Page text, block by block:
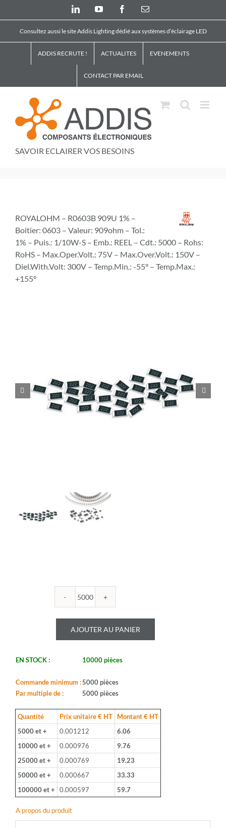
LinkedInYouTube FacebookEmail
Consultez aussi le site Addis Lighting dédié aux systèmes d’éclairage LED
ADDIS RECRUTE ! ACTUALITES EVENEMENTS
CONTACT PAR EMAIL
SAVOIR ECLAIRER VOS BESOINS
ROYALOHM – R0603B 909U 1% –
Boitier: 0603 – Valeur: 909ohm – Tol.:
1% – Puis.: 1/10W-S – Emb.: REEL – Cdt.: 5000 – Rohs:
RoHS – Max.Oper.Volt.: 75V – Max.Over.Volt.: 150V –
Diel.With.Volt: 300V – Temp.Min.: -55° – Temp.Max.:
+155°
 
quantité
ROYALOHM
-
R0603B
1%
Boitier:
0603
Valeur:
909ohm
-
Tol.:
1%
-
Puis.:
1/10W-
S
REEL
AJOUTER AU PANIER
EN STOCK : 10000 pièces
Commande minimum :5000 pièces
Par multiple de :
5000 pièces
Quantité Prix unitaire € HT
Montant € HT
5000 et +
0.001212
6.06
10000 et +
0.000976
9.76
25000 et +
0.000769
19.23
50000 et +
0.000667
33.33
100000 et +
0.000597 59.7
A propos du produit